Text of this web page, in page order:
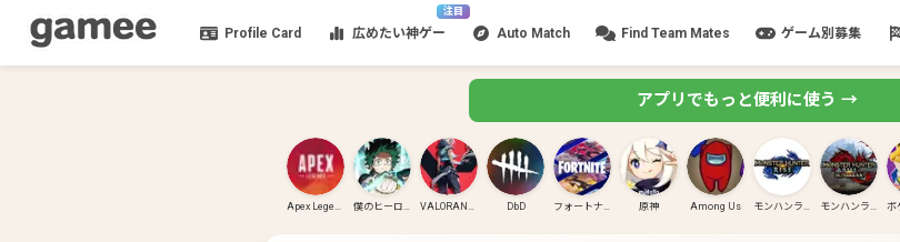
Profile Card
注目
広めたい神ゲー Auto Match Find Team Mates ゲーム別募集
アプリでもっと便利に使う →
Apex Legends 僕のヒーローアカデミア ULTRA RUMBLE VALORANT(PC) DbD フォートナイト 原神 Among Us モンハンライズ モンハンライズ:サンブレイク